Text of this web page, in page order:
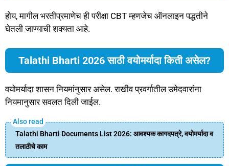
होय, मागील भरतीप्रमाणेच ही परीक्षा CBT म्हणजेच ऑनलाइन पद्धतीने
घेतली जाण्याची शक्यता आहे.
Talathi Bharti 2026 साठी वयोमर्यादा किती असेल?
वयोमर्यादा शासन नियमांनुसार असेल. राखीव प्रवर्गातील उमेदवारांना
नियमानुसार सवलत दिली जाईल.
Talathi Bharti Documents List 2026: आवश्यक कागदपत्रे, वयोमर्यादा व
तलाठीचे काम